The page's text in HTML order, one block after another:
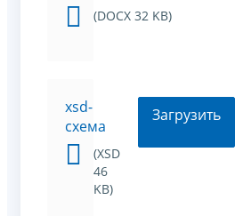
(DOCX 32 KB)
xsd-
схема
(XSD
46
KB)
Загрузить